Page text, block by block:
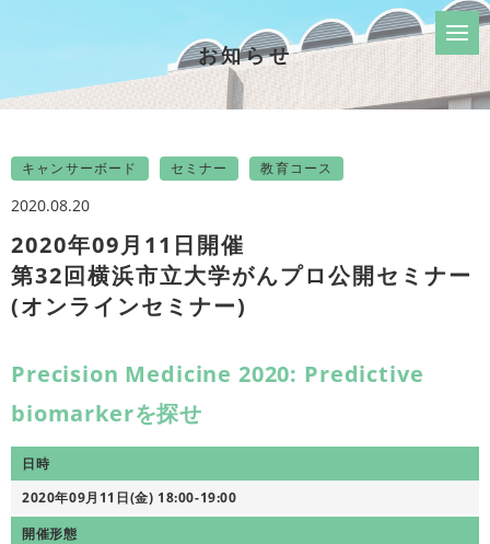
お知らせ
キャンサーボード セミナー 教育コース
2020.08.20
2020年09月11日開催
第32回横浜市立大学がんプロ公開セミナー
(オンラインセミナー)
Precision Medicine 2020: Predictive
biomarkerを探せ
日時
2020年09月11日(金) 18:00-19:00
開催形態